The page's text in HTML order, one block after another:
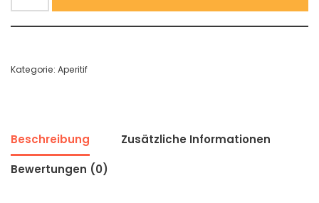
Kategorie: Aperitif
Beschreibung
Zusätzliche Informationen
Bewertungen (0)